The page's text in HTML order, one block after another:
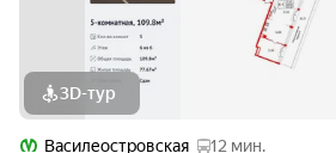
3D-тур
Василеостровская
12 мин.